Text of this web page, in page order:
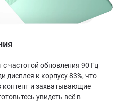
частотой обновления 90 Гц
дисплея к корпусу 83%, что
контент и захватывающие
увидеть всё в